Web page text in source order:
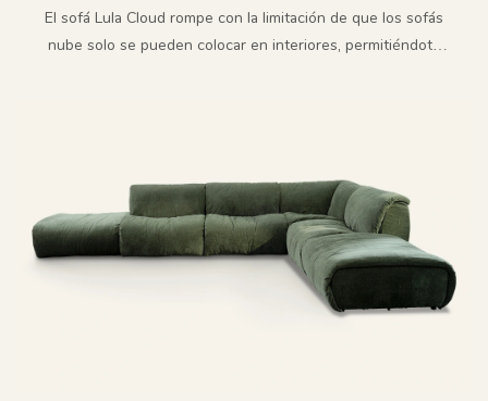
Exteriores H852-C
El sofá Lula Cloud rompe con la limitación de que los sofás
nube solo se pueden colocar en interiores, permitiéndote